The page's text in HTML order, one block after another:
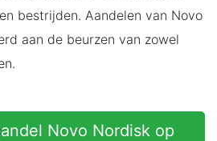
bestrijden. Aandelen van Novo
aan de beurzen van zowel
Novo Nordisk op